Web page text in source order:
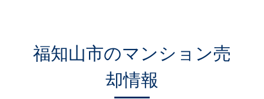
福知山市のマンション売
却情報